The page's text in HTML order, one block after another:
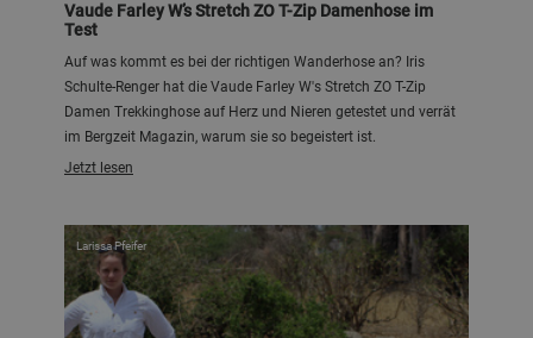
Vaude Farley W’s Stretch ZO T-Zip Damenhose im
Test
Auf was kommt es bei der richtigen Wanderhose an? Iris
Schulte-Renger hat die Vaude Farley W's Stretch ZO T-Zip
Damen Trekkinghose auf Herz und Nieren getestet und verrät
im Bergzeit Magazin, warum sie so begeistert ist.
Jetzt lesen
Larissa Pfeifer